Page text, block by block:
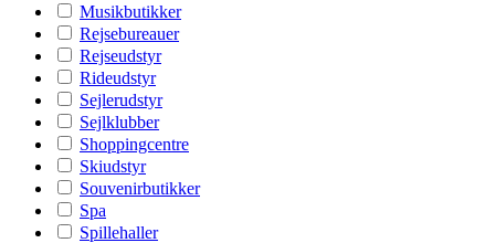
Musikbutikker
Rejsebureauer
Rejseudstyr
Rideudstyr
Sejlerudstyr
Sejlklubber
Shoppingcentre
Skiudstyr
Souvenirbutikker
Spa
Spillehaller